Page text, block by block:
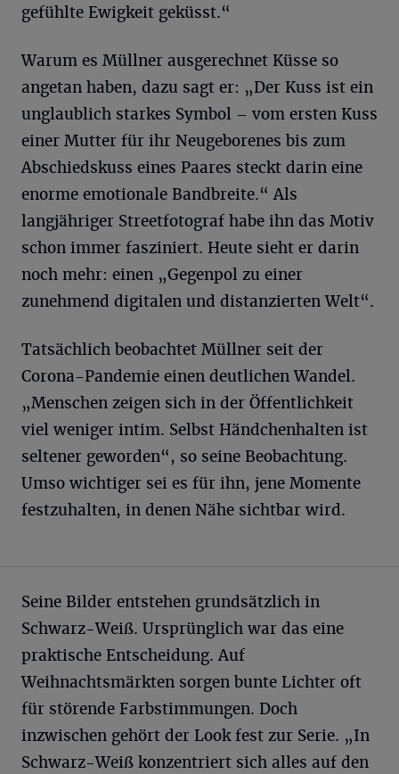
gefühlte Ewigkeit geküsst.“
Warum es Müllner ausgerechnet Küsse so
angetan haben, dazu sagt er: „Der Kuss ist ein
unglaublich starkes Symbol – vom ersten Kuss
einer Mutter für ihr Neugeborenes bis zum
Abschiedskuss eines Paares steckt darin eine
enorme emotionale Bandbreite.“ Als
langjähriger Streetfotograf habe ihn das Motiv
schon immer fasziniert. Heute sieht er darin
noch mehr: einen „Gegenpol zu einer
zunehmend digitalen und distanzierten Welt“.
Tatsächlich beobachtet Müllner seit der
Corona-Pandemie einen deutlichen Wandel.
„Menschen zeigen sich in der Öffentlichkeit
viel weniger intim. Selbst Händchenhalten ist
seltener geworden“, so seine Beobachtung.
Umso wichtiger sei es für ihn, jene Momente
festzuhalten, in denen Nähe sichtbar wird.
Seine Bilder entstehen grundsätzlich in
Schwarz-Weiß. Ursprünglich war das eine
praktische Entscheidung. Auf
Weihnachtsmärkten sorgen bunte Lichter oft
für störende Farbstimmungen. Doch
inzwischen gehört der Look fest zur Serie. „In
Schwarz-Weiß konzentriert sich alles auf den